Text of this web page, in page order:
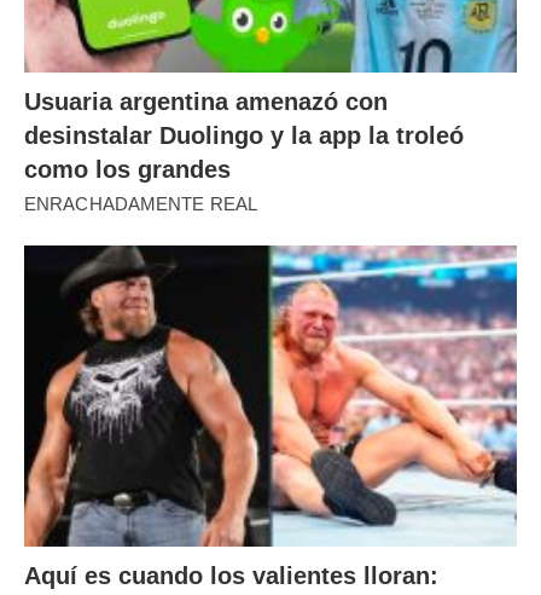
Usuaria argentina amenazó con
desinstalar Duolingo y la app la troleó
como los grandes
ENRACHADAMENTE REAL
Aquí es cuando los valientes lloran: